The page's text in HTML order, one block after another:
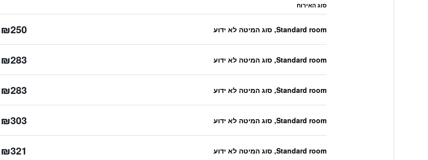
סוג האירוח
Standard room, סוג המיטה לא ידוע ₪250
Standard room, סוג המיטה לא ידוע ₪283
Standard room, סוג המיטה לא ידוע ₪283
Standard room, סוג המיטה לא ידוע ₪303
Standard room, סוג המיטה לא ידוע ₪321